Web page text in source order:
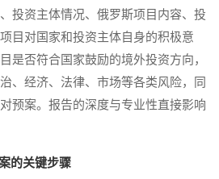
投资主体情况、俄罗斯项目内容、投
目对国家和投资主体自身的积极意
是否符合国家鼓励的境外投资方向，
、经济、法律、市场等各类风险，同
预案。报告的深度与专业性直接影响
的关键步骤